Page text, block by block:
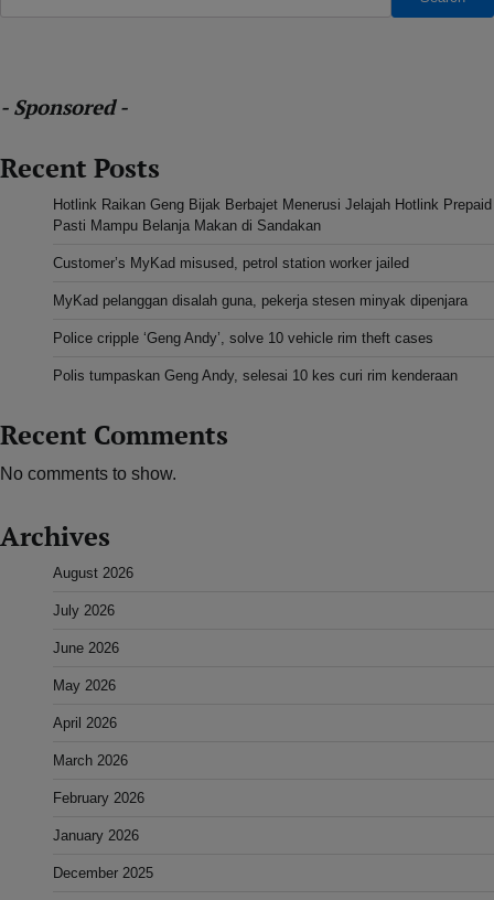
- Sponsored -
Recent Posts
Hotlink Raikan Geng Bijak Berbajet Menerusi Jelajah Hotlink Prepaid
Pasti Mampu Belanja Makan di Sandakan
Customer’s MyKad misused, petrol station worker jailed
MyKad pelanggan disalah guna, pekerja stesen minyak dipenjara
Police cripple ‘Geng Andy’, solve 10 vehicle rim theft cases
Polis tumpaskan Geng Andy, selesai 10 kes curi rim kenderaan
Recent Comments
No comments to show.
Archives
August 2026
July 2026
June 2026
May 2026
April 2026
March 2026
February 2026
January 2026
December 2025